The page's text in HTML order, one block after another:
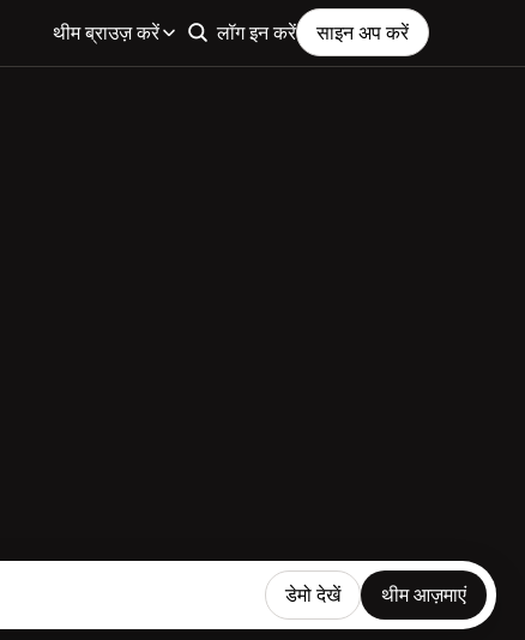
थीम ब्राउज़ करें लॉग इन करें साइन अप करें
डेमो देखें थीम आज़माएं